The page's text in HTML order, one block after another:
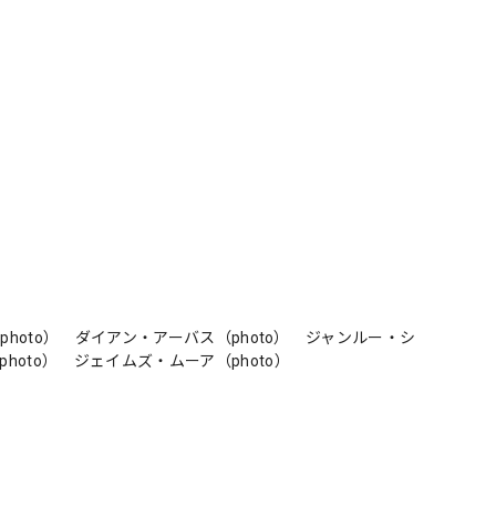
） ダイアン・アーバス（photo） ジャンルー・シ
） ジェイムズ・ムーア（photo）